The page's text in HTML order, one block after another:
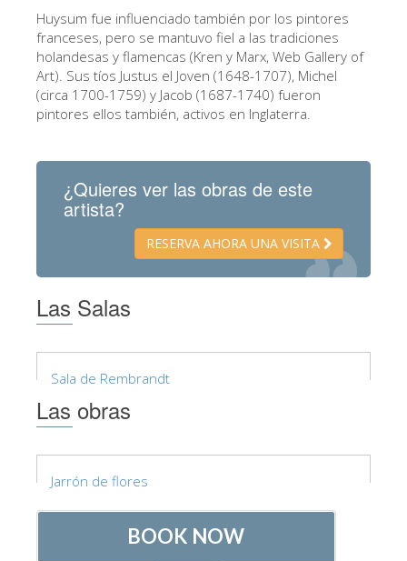
Museo Galileo
Jardín de Boboli
La Torre de Arnolfo
Santa Croce
ESPAÑOL
Huysum fue influenciado también por los pintores
franceses, pero se mantuvo fiel a las tradiciones
holandesas y flamencas (Kren y Marx, Web Gallery of
Art). Sus tíos Justus el Joven (1648-1707), Michel
(circa 1700-1759) y Jacob (1687-1740) fueron
pintores ellos también, activos en Inglaterra.
¿Quieres ver las obras de este
artista?
RESERVA AHORA UNA VISITA
Las Salas
Sala de Rembrandt
Las obras
Jarrón de flores